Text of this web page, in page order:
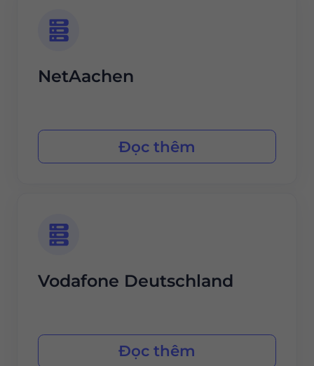
NetAachen
Đọc thêm
Vodafone Deutschland
Đọc thêm